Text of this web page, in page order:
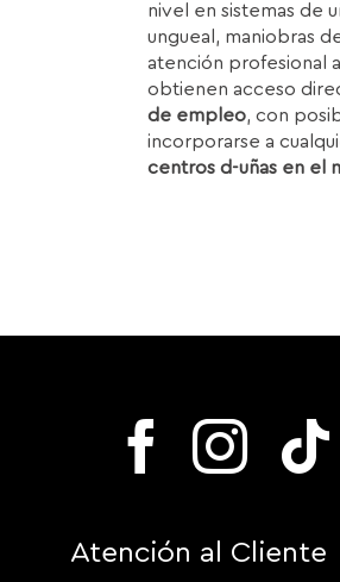
nivel en sistemas de
ungueal, maniobras
atención profesional
obtienen acceso
de empleo, con
incorporarse a
centros d-uñas en el
Atención al Cliente